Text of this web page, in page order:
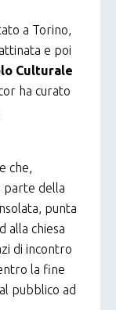
a Torino,
e poi
Culturale
ha curato
che,
parte della
punta
alla chiesa
di incontro
la fine
pubblico ad